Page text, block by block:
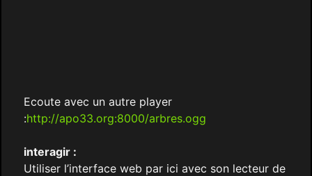
Ecoute avec un autre player
:http://apo33.org:8000/arbres.ogg
interagir :
Utiliser l’interface web par ici avec son lecteur de